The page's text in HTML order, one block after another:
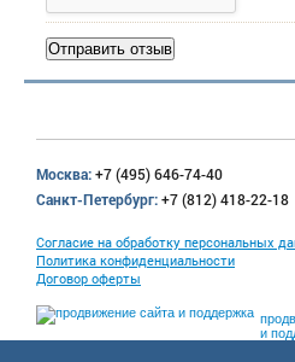
Москва:+7 (495) 646-74-40
Санкт-Петербург:+7 (812) 418-22-18
Согласие на обработку персональных
Политика конфиденциальности
Договор оферты
и